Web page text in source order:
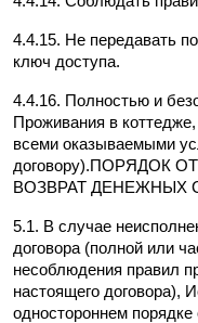
4.4.15. Не передавать
ключ доступа.
4.4.16. Полностью и
Проживания в
всеми оказываемыми
договору).ПОРЯДОК
ВОЗВРАТ ДЕНЕЖНЫХ
5.1. В случае
договора (полной или
несоблюдения правил
настоящего договора),
одностороннем порядке